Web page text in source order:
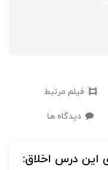
فیلم مرتبط
دیدگاه ها
این درس اخلاق: